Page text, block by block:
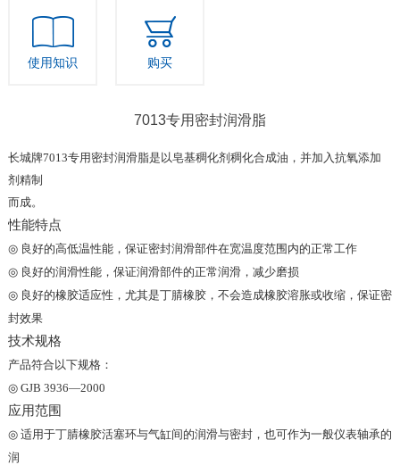
使用知识 购买
7013专用密封润滑脂
长城牌7013专用密封润滑脂是以皂基稠化剂稠化合成油，并加入抗氧添加
剂精制
而成。
性能特点
◎ 良好的高低温性能，保证密封润滑部件在宽温度范围内的正常工作
◎ 良好的润滑性能，保证润滑部件的正常润滑，减少磨损
◎ 良好的橡胶适应性，尤其是丁腈橡胶，不会造成橡胶溶胀或收缩，保证密
封效果
技术规格
产品符合以下规格：
◎ GJB 3936—2000
应用范围
◎ 适用于丁腈橡胶活塞环与气缸间的润滑与密封，也可作为一般仪表轴承的
润